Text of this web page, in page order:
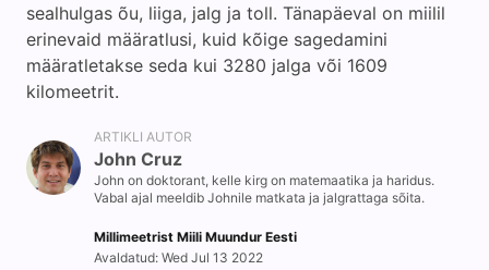
sealhulgas õu, liiga, jalg ja toll. Tänapäeval on miilil
erinevaid määratlusi, kuid kõige sagedamini
määratletakse seda kui 3280 jalga või 1609
kilomeetrit.
ARTIKLI AUTOR
John Cruz
John on doktorant, kelle kirg on matemaatika ja haridus.
Vabal ajal meeldib Johnile matkata ja jalgrattaga sõita.
Millimeetrist Miili Muundur Eesti
Avaldatud: Wed Jul 13 2022